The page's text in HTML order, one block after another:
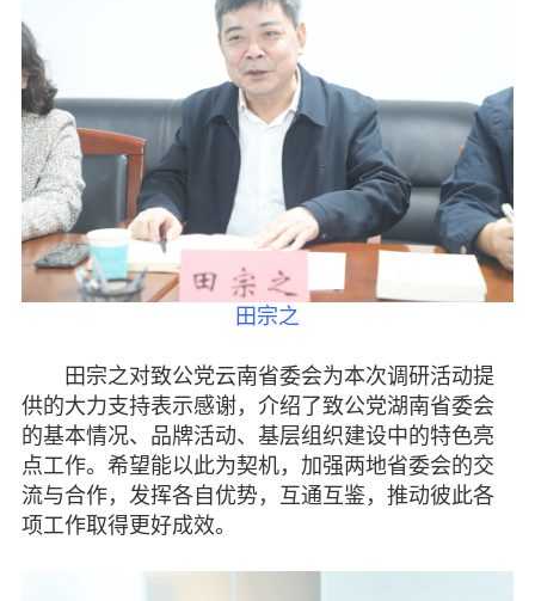
联系我们
媒体报道
脱贫攻坚
侨海动态
七彩云南
田宗之
田宗之对致公党云南省委会为本次调研活动提
供的大力支持表示感谢，介绍了致公党湖南省委会
的基本情况、品牌活动、基层组织建设中的特色亮
点工作。希望能以此为契机，加强两地省委会的交
流与合作，发挥各自优势，互通互鉴，推动彼此各
项工作取得更好成效。